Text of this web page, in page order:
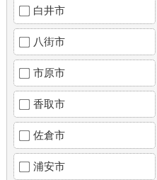
白井市
八街市
市原市
香取市
佐倉市
浦安市